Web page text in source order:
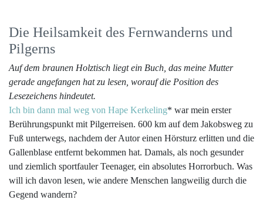
Die Heilsamkeit des Fernwanderns und
Pilgerns
Auf dem braunen Holztisch liegt ein Buch, das meine Mutter
gerade angefangen hat zu lesen, worauf die Position des
Lesezeichens hindeutet.
Ich bin dann mal weg von Hape Kerkeling* war mein erster
Berührungspunkt mit Pilgerreisen. 600 km auf dem Jakobsweg zu
Fuß unterwegs, nachdem der Autor einen Hörsturz erlitten und die
Gallenblase entfernt bekommen hat. Damals, als noch gesunder
und ziemlich sportfauler Teenager, ein absolutes Horrorbuch. Was
will ich davon lesen, wie andere Menschen langweilig durch die
Gegend wandern?